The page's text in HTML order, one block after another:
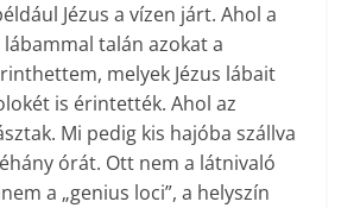
Jézus a vízen járt. Ahol a
talán azokat a
melyek Jézus lábait
is érintették. Ahol az
Mi pedig kis hajóba szállva
órát. Ott nem a látnivaló
a „genius loci”, a helyszín